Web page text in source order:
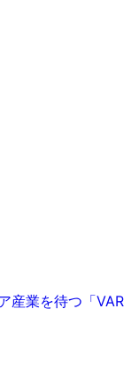
産業を待つ「VAR